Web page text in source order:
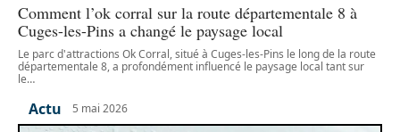
Comment l’ok corral sur la route départementale 8 à
Cuges-les-Pins a changé le paysage local
Le parc d'attractions Ok Corral, situé à Cuges-les-Pins le long de la route
départementale 8, a profondément influencé le paysage local tant sur
le…
Actu 5 mai 2026